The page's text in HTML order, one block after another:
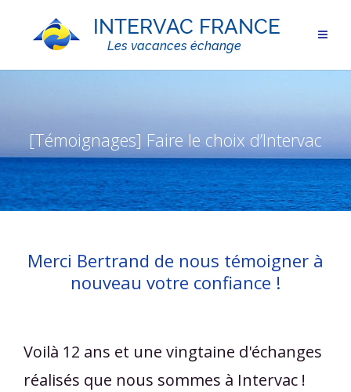
[Témoignages] Faire le choix d’Intervac
Merci Bertrand de nous témoigner à
nouveau votre confiance !
Voilà 12 ans et une vingtaine d'échanges
réalisés que nous sommes à Intervac !